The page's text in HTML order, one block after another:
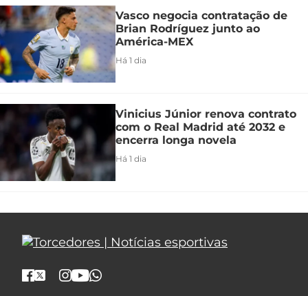
Vasco negocia contratação de
Brian Rodríguez junto ao
América-MEX
Há 1 dia
Vinicius Júnior renova contrato
com o Real Madrid até 2032 e
encerra longa novela
Há 1 dia